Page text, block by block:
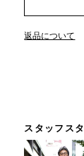
返品について
スタッフス